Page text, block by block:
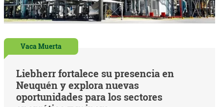
Vaca Muerta
Liebherr fortalece su presencia en
Neuquén y explora nuevas
oportunidades para los sectores